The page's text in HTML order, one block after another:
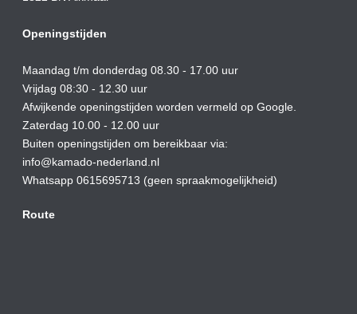
Openingstijden
Maandag t/m donderdag 08.30 - 17.00 uur
Vrijdag 08:30 - 12.30 uur
Afwijkende openingstijden worden vermeld op Google.
Zaterdag 10.00 - 12.00 uur
Buiten openingstijden om bereikbaar via:
info@kamado-nederland.nl
Whatsapp 0615695713 (geen spraakmogelijkheid)
Route